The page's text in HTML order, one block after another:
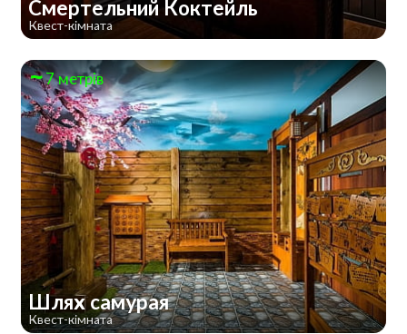
Смертельний Коктейль
Квест-кімната
7 метрів
Шлях самурая
Квест-кімната